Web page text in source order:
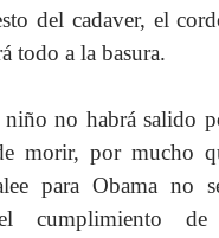
del cadaver, el
todo a la basura.
niño no habrá salido
morir, por mucho
para Obama no
cumplimiento